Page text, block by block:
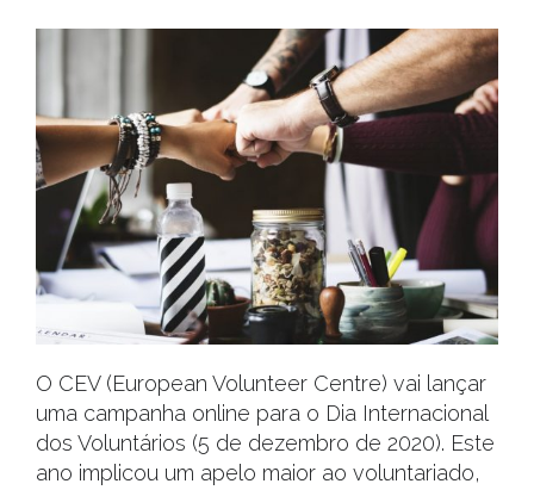
O CEV (European Volunteer Centre) vai lançar
uma campanha online para o Dia Internacional
dos Voluntários (5 de dezembro de 2020). Este
ano implicou um apelo maior ao voluntariado,